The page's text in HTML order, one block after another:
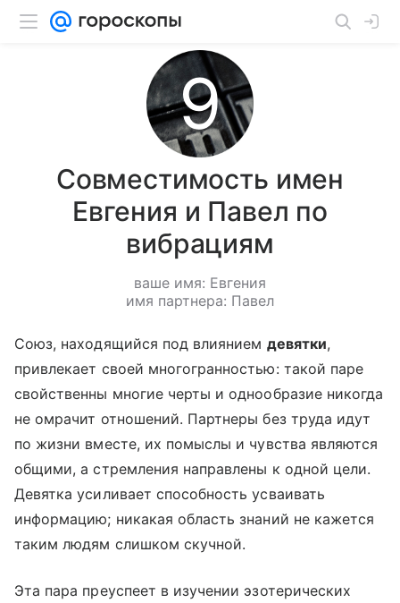
Совместимость имен
Евгения и Павел по
вибрациям
ваше имя: Евгения
имя партнера: Павел
Союз, находящийся под влиянием девятки,
привлекает своей многогранностью: такой паре
свойственны многие черты и однообразие никогда
не омрачит отношений. Партнеры без труда идут
по жизни вместе, их помыслы и чувства являются
общими, а стремления направлены к одной цели.
Девятка усиливает способность усваивать
информацию; никакая область знаний не кажется
таким людям слишком скучной.
Эта пара преуспеет в изучении эзотерических